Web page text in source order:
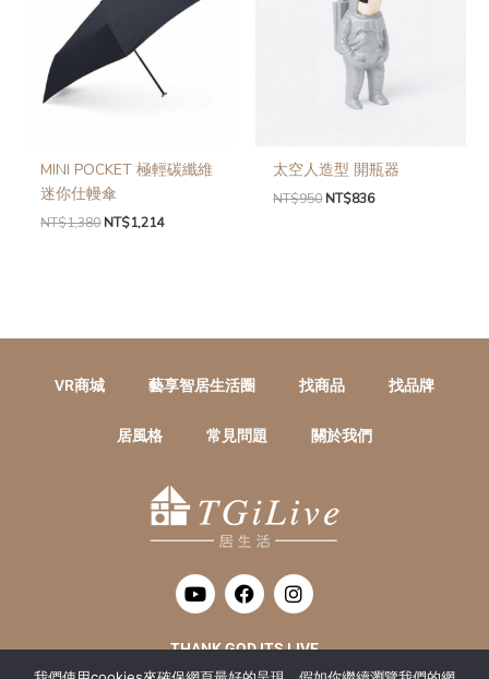
MINI POCKET 極輕碳纖維
迷你仕幔傘
NT$1,380 NT$1,214
太空人造型 開瓶器
NT$950 NT$836
VR商城 藝享智居生活圈 找商品 找品牌
居風格 常見問題 關於我們
Y
o
u
t
F
a
c
e
I
n
s
t
THANK GOD ITS LIVE